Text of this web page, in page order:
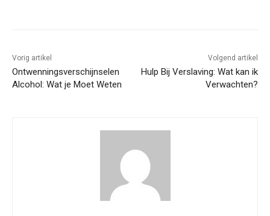
Vorig artikel
Ontwenningsverschijnselen
Alcohol: Wat je Moet Weten
Volgend artikel
Hulp Bij Verslaving: Wat kan ik
Verwachten?